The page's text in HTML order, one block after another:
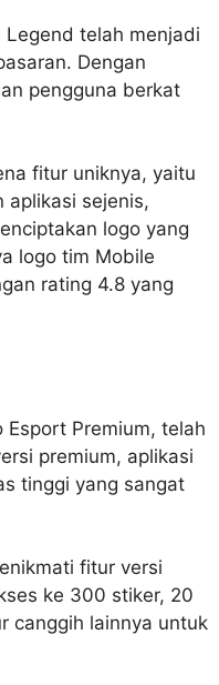
telah menjadi
Dengan
pengguna berkat
fitur uniknya, yaitu
aplikasi sejenis,
logo yang
logo tim Mobile
rating 4.8 yang
Premium, telah
premium, aplikasi
tinggi yang sangat
fitur versi
ke 300 stiker, 20
canggih lainnya untuk